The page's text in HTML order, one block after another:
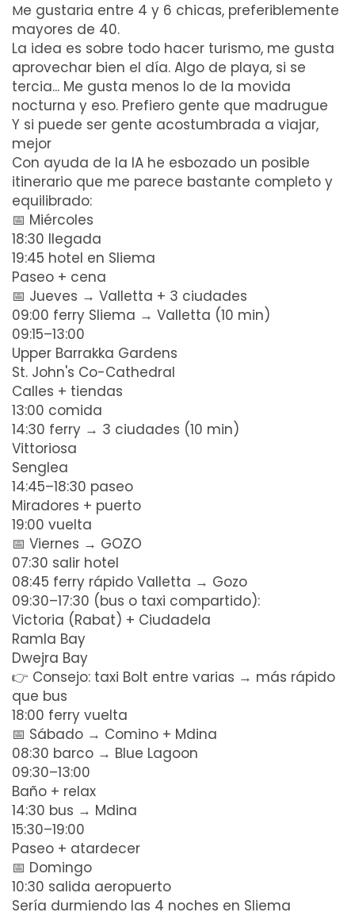
Me gustaria entre 4 y 6 chicas, preferiblemente
mayores de 40.
La idea es sobre todo hacer turismo, me gusta
aprovechar bien el día. Algo de playa, si se
tercia... Me gusta menos lo de la movida
nocturna y eso. Prefiero gente que madrugue
Y si puede ser gente acostumbrada a viajar,
mejor
Con ayuda de la IA he esbozado un posible
itinerario que me parece bastante completo y
equilibrado:
📅 Miércoles
18:30 llegada
19:45 hotel en Sliema
Paseo + cena
📅 Jueves → Valletta + 3 ciudades
09:00 ferry Sliema → Valletta (10 min)
09:15–13:00
Upper Barrakka Gardens
St. John's Co-Cathedral
Calles + tiendas
13:00 comida
14:30 ferry → 3 ciudades (10 min)
Vittoriosa
Senglea
14:45–18:30 paseo
Miradores + puerto
19:00 vuelta
📅 Viernes → GOZO
07:30 salir hotel
08:45 ferry rápido Valletta → Gozo
09:30–17:30 (bus o taxi compartido):
Victoria (Rabat) + Ciudadela
Ramla Bay
Dwejra Bay
👉 Consejo: taxi Bolt entre varias → más rápido
que bus
18:00 ferry vuelta
📅 Sábado → Comino + Mdina
08:30 barco → Blue Lagoon
09:30–13:00
Baño + relax
14:30 bus → Mdina
15:30–19:00
Paseo + atardecer
📅 Domingo
10:30 salida aeropuerto
Sería durmiendo las 4 noches en Sliema